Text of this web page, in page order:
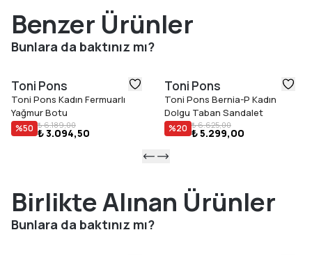
belirgin bir yükseklik ve sofistike bir görünümü bir arada
arayanlar için Oprah; çok yönlü ve giyilebilir bir seçenektir.
Öne Çıkan Özellikler
Arka toka kapama
Jüt dolgu topuk (toplam 10 cm)
Kaymaz kauçuk taban
Dolgulu nefes alabilir iç astar
Benzer Ürünler
Bunlara da baktınız mı?
Toni Pons
Toni Pons Kadın Fermuarlı
Yağmur Botu
%50 ₺ 6.189,00
₺ 3.094,50
Toni Pons
Toni Pons Bernia-P Kadın
Dolgu Taban Sandalet
%20 ₺ 6.625,00
₺ 5.299,00
Birlikte Alınan Ürünler
Bunlara da baktınız mı?